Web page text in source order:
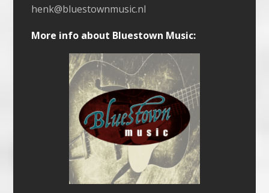
henk@bluestownmusic.nl
More info about Bluestown Music: